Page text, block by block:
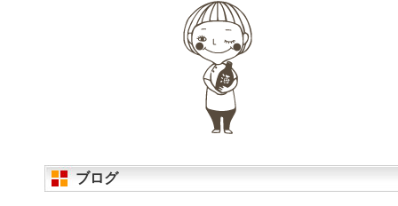
ブログ